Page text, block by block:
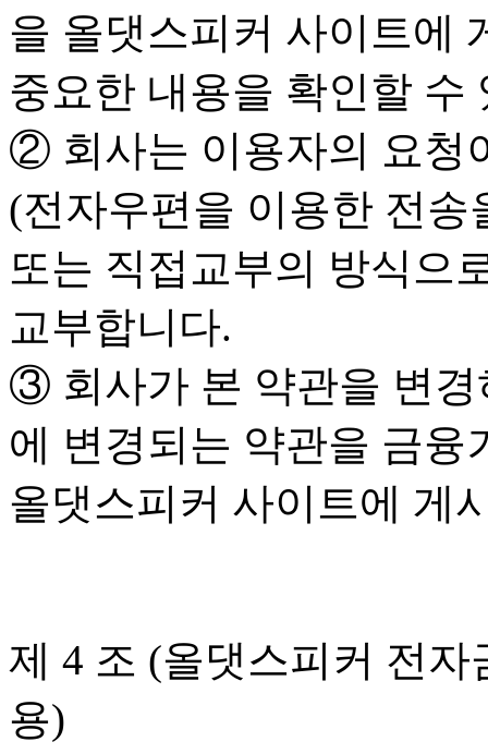
을 올댓스피커 사이트에
중요한 내용을 확인할 수
② 회사는 이용자의 요청
(전자우편을 이용한 전
또는 직접교부의 방식으
교부합니다.
③ 회사가 본 약관을 변경
에 변경되는 약관을 금융
올댓스피커 사이트에 게
제 4 조 (올댓스피커 전
용)